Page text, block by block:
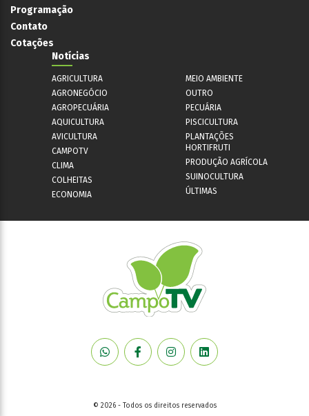
Programação
Contato
Cotações
Notícias
AGRICULTURA
AGRONEGÓCIO
AGROPECUÁRIA
AQUICULTURA
AVICULTURA
CAMPOTV
CLIMA
COLHEITAS
ECONOMIA
MEIO AMBIENTE
OUTRO
PECUÁRIA
PISCICULTURA
PLANTAÇÕES
HORTIFRUTI
PRODUÇÃO AGRÍCOLA
SUINOCULTURA
ÚLTIMAS
© 2026 - Todos os direitos reservados